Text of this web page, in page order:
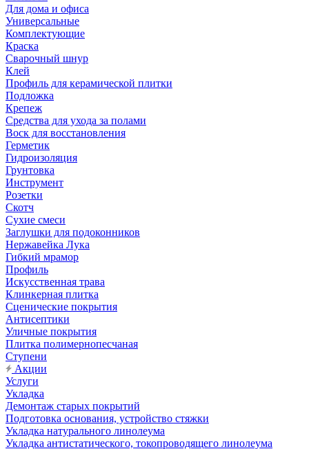
Для дома и офиса
Универсальные
Комплектующие
Краска
Сварочный шнур
Клей
Профиль для керамической плитки
Подложка
Крепеж
Средства для ухода за полами
Воск для восстановления
Герметик
Гидроизоляция
Грунтовка
Инструмент
Розетки
Скотч
Сухие смеси
Заглушки для подоконников
Нержавейка Лука
Гибкий мрамор
Профиль
Искусственная трава
Клинкерная плитка
Сценические покрытия
Антисептики
Уличные покрытия
Плитка полимернопесчаная
Ступени
Акции
Услуги
Укладка
Демонтаж старых покрытий
Подготовка основания, устройство стяжки
Укладка натурального линолеума
Укладка антистатического, токопроводящего линолеума